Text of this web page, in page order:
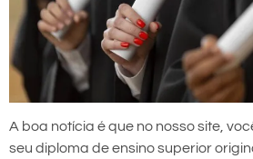
A boa notícia é que no nosso site,
seu diploma de ensino superior